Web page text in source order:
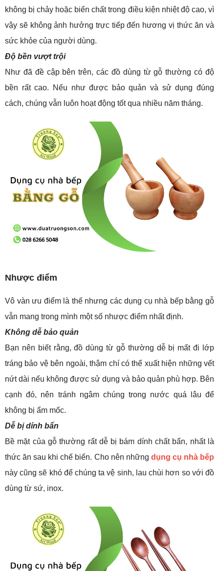
không bị chảy hoặc biến chất trong điều kiện nhiệt độ cao, vì
vậy sẽ không ảnh hưởng trực tiếp đến hương vị thức ăn và
sức khỏe của người dùng.
Độ bền vượt trội
Như đã đề cập bên trên, các đồ dùng từ gỗ thường có độ
bền rất cao. Nếu như được bảo quản và sử dụng đúng
cách, chúng vẫn luôn hoạt động tốt qua nhiều năm tháng.
Nhược điểm
Vô vàn ưu điểm là thế nhưng các dụng cụ nhà bếp bằng gỗ
vẫn mang trong mình một số nhược điểm nhất định.
Không dễ bảo quản
Bạn nên biết rằng, đồ dùng từ gỗ thường dễ bị mất đi lớp
tráng bảo vệ bên ngoài, thậm chí có thể xuất hiện những vết
nứt dài nếu không được sử dụng và bảo quản phù hợp. Bên
cạnh đó, nên tránh ngâm chúng trong nước quá lâu để
không bị ẩm mốc.
Dễ bị dính bẩn
Bề mặt của gỗ thường rất dễ bị bám dính chất bẩn, nhất là
thức ăn sau khi chế biến. Cho nên những dụng cụ nhà bếp
này cũng sẽ khó để chúng ta vệ sinh, lau chùi hơn so với đồ
dùng từ sứ, inox.